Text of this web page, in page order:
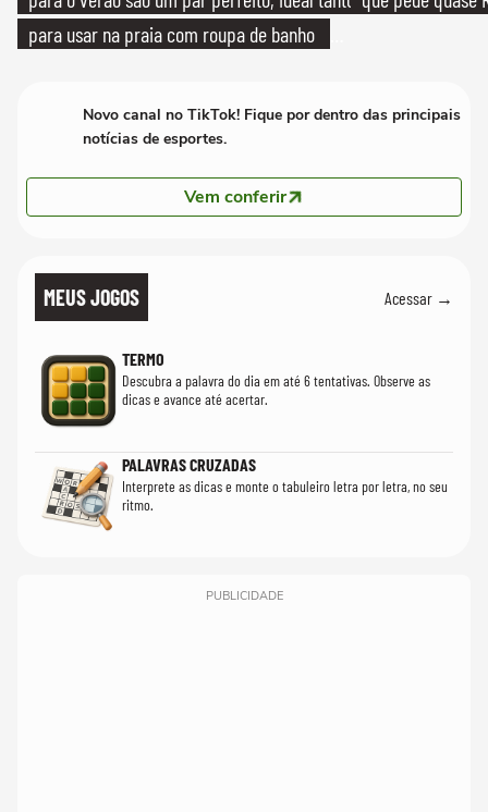
para usar na praia com roupa de banho
Novo canal no TikTok! Fique por dentro das principais
notícias de esportes.
Vem conferir
MEUS JOGOS Acessar →
TERMO
Descubra a palavra do dia em até 6 tentativas. Observe as
dicas e avance até acertar.
PALAVRAS CRUZADAS
Interprete as dicas e monte o tabuleiro letra por letra, no seu
ritmo.
PUBLICIDADE